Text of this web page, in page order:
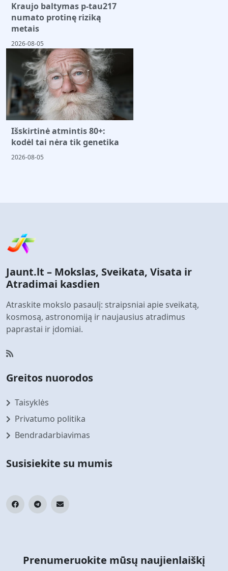
Kraujo baltymas p-tau217
numato protinę riziką
metais
2026-08-05
Išskirtinė atmintis 80+:
kodėl tai nėra tik genetika
2026-08-05
Jaunt.lt – Mokslas, Sveikata, Visata ir
Atradimai kasdien
Atraskite mokslo pasaulį: straipsniai apie sveikatą,
kosmosą, astronomiją ir naujausius atradimus
paprastai ir įdomiai.
Greitos nuorodos
Taisyklės
Privatumo politika
Bendradarbiavimas
Susisiekite su mumis
Prenumeruokite mūsų naujienlaiškį